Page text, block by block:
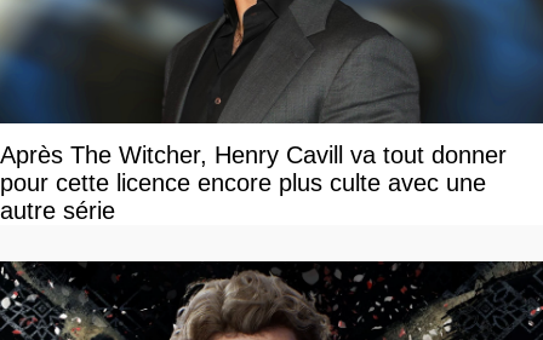
Après The Witcher, Henry Cavill va tout donner
pour cette licence encore plus culte avec une
autre série